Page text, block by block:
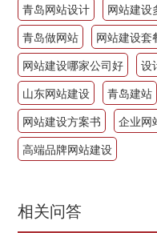
青岛网站设计 网站建设
青岛做网站 网站建设套
网站建设哪家公司好 设
山东网站建设 青岛建站
网站建设方案书 企业网
高端品牌网站建设
相关问答